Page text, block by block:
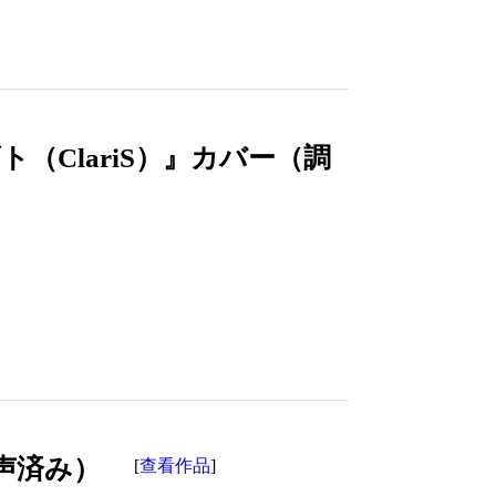
（ClariS）』カバー（調
み） [查看作品]